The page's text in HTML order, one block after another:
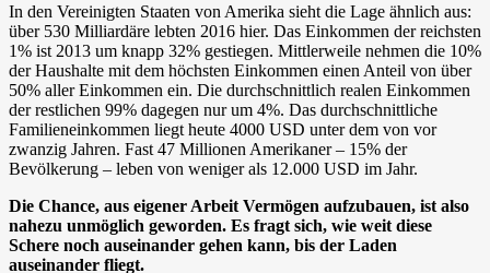
In den Vereinigten Staaten von Amerika sieht die Lage ähnlich aus:
über 530 Milliardäre lebten 2016 hier. Das Einkommen der reichsten
1% ist 2013 um knapp 32% gestiegen. Mittlerweile nehmen die 10%
der Haushalte mit dem höchsten Einkommen einen Anteil von über
50% aller Einkommen ein. Die durchschnittlich realen Einkommen
der restlichen 99% dagegen nur um 4%. Das durchschnittliche
Familieneinkommen liegt heute 4000 USD unter dem von vor
zwanzig Jahren. Fast 47 Millionen Amerikaner – 15% der
Bevölkerung – leben von weniger als 12.000 USD im Jahr.
Die Chance, aus eigener Arbeit Vermögen aufzubauen, ist also
nahezu unmöglich geworden. Es fragt sich, wie weit diese
Schere noch auseinander gehen kann, bis der Laden
auseinander fliegt.